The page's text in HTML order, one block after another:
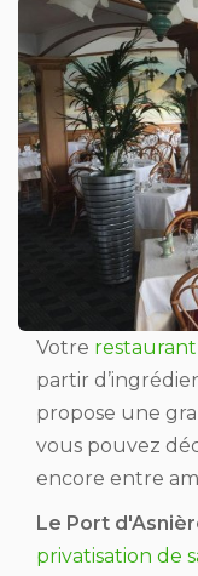
Votre
partir
propose une
vous pouvez
encore entre
Le Port
privatisation de